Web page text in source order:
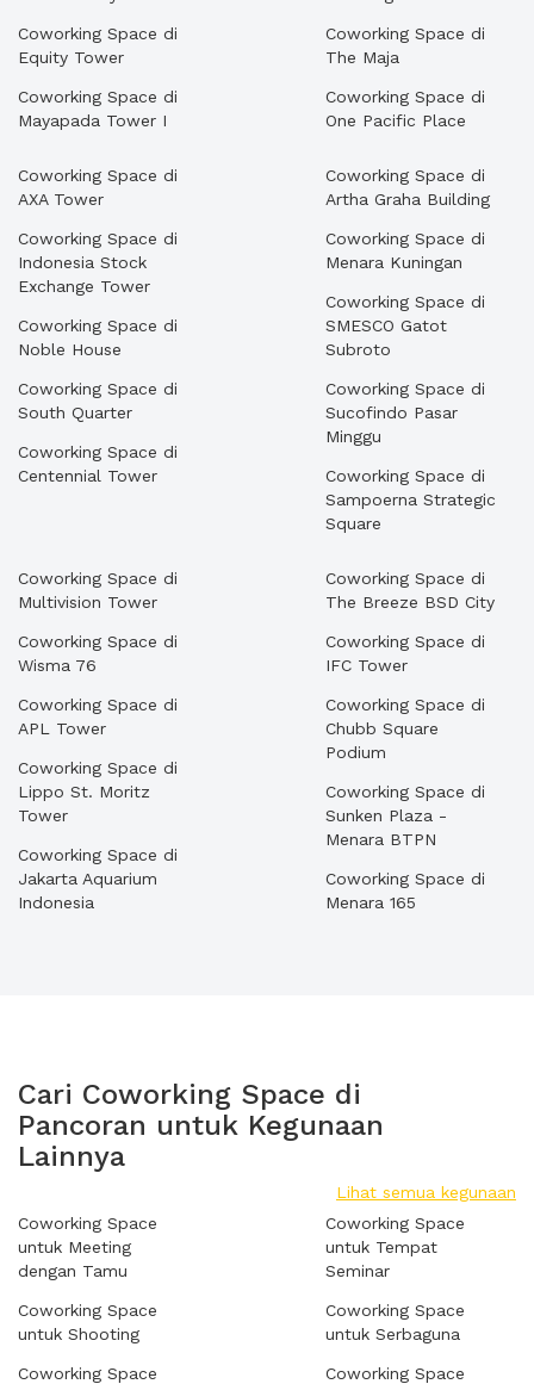
Coworking Space di
Equity Tower
Coworking Space di
Mayapada Tower I
Coworking Space di
The Maja
Coworking Space di
One Pacific Place
Coworking Space di
AXA Tower
Coworking Space di
Indonesia Stock
Exchange Tower
Coworking Space di
Noble House
Coworking Space di
South Quarter
Coworking Space di
Centennial Tower
Coworking Space di
Artha Graha Building
Coworking Space di
Menara Kuningan
Coworking Space di
SMESCO Gatot
Subroto
Coworking Space di
Sucofindo Pasar
Minggu
Coworking Space di
Sampoerna Strategic
Square
Coworking Space di
Multivision Tower
Coworking Space di
Wisma 76
Coworking Space di
APL Tower
Coworking Space di
Lippo St. Moritz
Tower
Coworking Space di
Jakarta Aquarium
Indonesia
Coworking Space di
The Breeze BSD City
Coworking Space di
IFC Tower
Coworking Space di
Chubb Square
Podium
Coworking Space di
Sunken Plaza -
Menara BTPN
Coworking Space di
Menara 165
Cari Coworking Space di
Pancoran untuk Kegunaan
Lainnya
Lihat semua kegunaan
Coworking Space
untuk Meeting
dengan Tamu
Coworking Space
untuk Shooting
Coworking Space
Coworking Space
untuk Tempat
Seminar
Coworking Space
untuk Serbaguna
Coworking Space